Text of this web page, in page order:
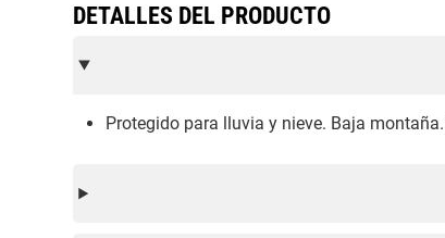
DETALLES DEL PRODUCTO
Protegido para lluvia y nieve. Baja